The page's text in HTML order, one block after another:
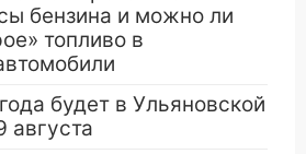
бензина и можно ли
топливо в
будет в Ульяновской
августа